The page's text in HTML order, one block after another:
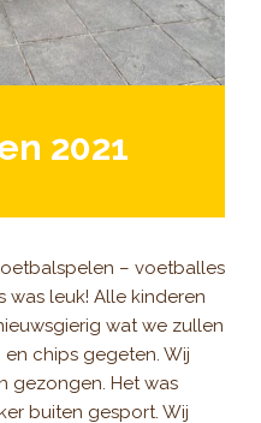
2021
– voetballes
was leuk! Alle kinderen
wat we zullen
chips gegeten. Wij
gezongen. Het was
buiten gesport. Wij